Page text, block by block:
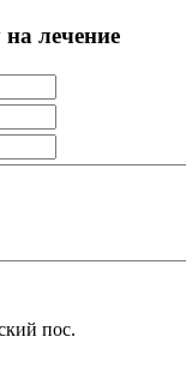
на лечение
пос.